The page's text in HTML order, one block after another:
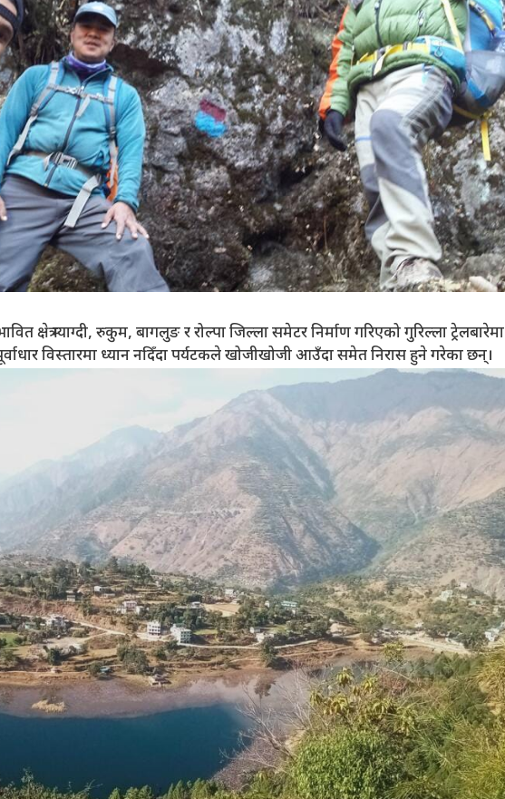
क्षेत्र म्याग्दी, रुकुम, बागलुङ र रोल्पा जिल्ला समेटर निर्माण गरिएको गुरिल्ला ट्रेलबारेमा
विस्तारमा ध्यान नदिँदा पर्यटकले खोजीखोजी आउँदा समेत निरास हुने गरेका छन्।